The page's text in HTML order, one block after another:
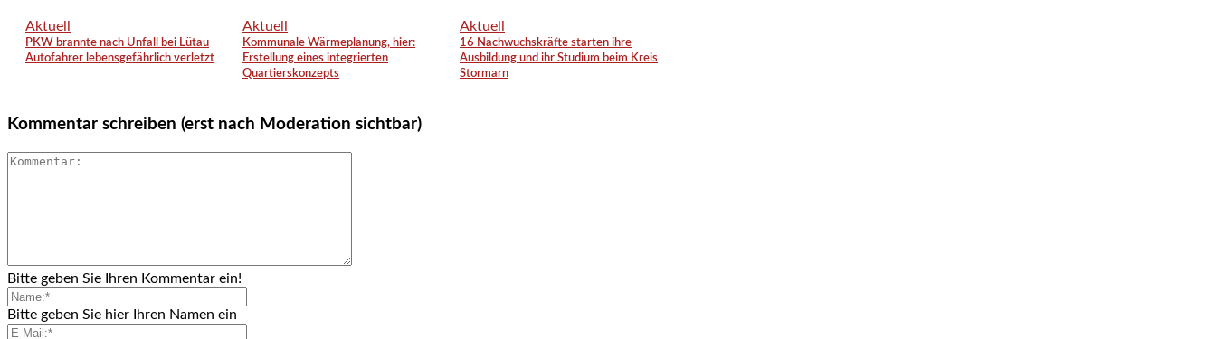
Aktuell
PKW brannte nach Unfall bei Lütau
Autofahrer lebensgefährlich verletzt
Aktuell
Kommunale Wärmeplanung, hier:
Erstellung eines integrierten
Quartierskonzepts
Aktuell
16 Nachwuchskräfte starten ihre
Ausbildung und ihr Studium beim Kreis
Stormarn
Kommentar schreiben (erst nach Moderation sichtbar)
Bitte geben Sie Ihren Kommentar ein!
Bitte geben Sie hier Ihren Namen ein